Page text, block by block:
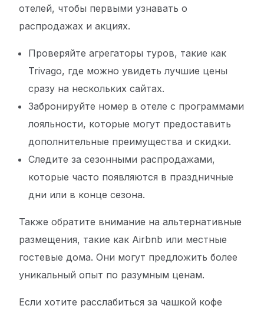
отелей, чтобы первыми узнавать о
распродажах и акциях.
Проверяйте агрегаторы туров, такие как
Trivago, где можно увидеть лучшие цены
сразу на нескольких сайтах.
Забронируйте номер в отеле с программами
лояльности, которые могут предоставить
дополнительные преимущества и скидки.
Следите за сезонными распродажами,
которые часто появляются в праздничные
дни или в конце сезона.
Также обратите внимание на альтернативные
размещения, такие как Airbnb или местные
гостевые дома. Они могут предложить более
уникальный опыт по разумным ценам.
Если хотите расслабиться за чашкой кофе